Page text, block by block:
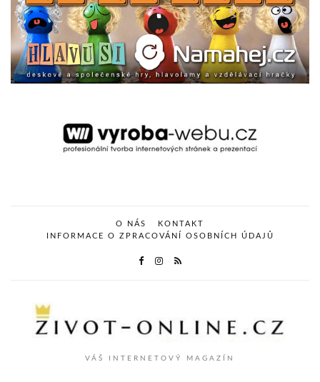
O NÁS
KONTAKT
INFORMACE O ZPRACOVÁNÍ OSOBNÍCH ÚDAJŮ
VÁŠ INTERNETOVÝ MAGAZÍN